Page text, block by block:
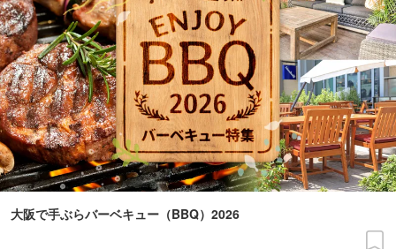
大阪で手ぶらバーベキュー（BBQ）2026